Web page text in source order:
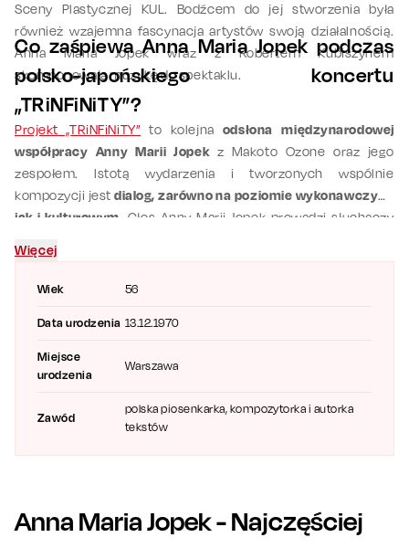
Wiek 56
Data urodzenia 13.12.1970
Miejsce
urodzenia
Warszawa
Zawód
polska piosenkarka, kompozytorka i autorka
tekstów
Sceny Plastycznej KUL. Bodźcem do jej stworzenia była
również wzajemna fascynacja artystów swoją działalnością.
Anna Maria Jopek wraz z Robertem Kubiszynem
skomponowała muzykę do spektaklu.
Co zaśpiewa Anna Maria Jopek podczas
polsko-japońskiego koncertu
„TRiNFiNiTY”?
Projekt „TRiNFiNiTY” to kolejna odsłona międzynarodowej
współpracy Anny Marii Jopekz Makoto Ozone oraz jego
zespołem. Istotą wydarzenia i tworzonych wspólnie
kompozycji jest dialog, zarówno na poziomie wykonawczym,
jak i kulturowym . Głos Anny Marii Jopek prowadzi słuchaczy
Programjazzowego koncertujest oparty na materiale
wypracowanym w toku wieloletniej współpracy, w tym na
wykonywane na scenie mają charakter otwarty, każdorazowo
każdy koncert jest wyjątkowy i jedyny w swoim rodzaju!
Więcej
Anna Maria Jopek- Najczęściej